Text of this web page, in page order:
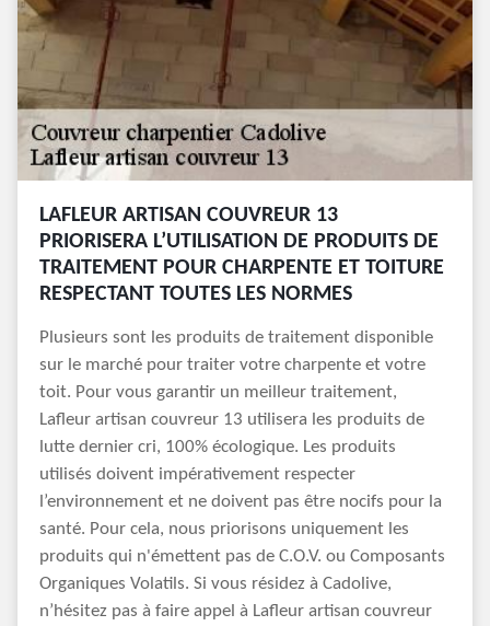
LAFLEUR ARTISAN COUVREUR 13
PRIORISERA L’UTILISATION DE PRODUITS DE
TRAITEMENT POUR CHARPENTE ET TOITURE
RESPECTANT TOUTES LES NORMES
Plusieurs sont les produits de traitement disponible
sur le marché pour traiter votre charpente et votre
toit. Pour vous garantir un meilleur traitement,
Lafleur artisan couvreur 13 utilisera les produits de
lutte dernier cri, 100% écologique. Les produits
utilisés doivent impérativement respecter
l’environnement et ne doivent pas être nocifs pour la
santé. Pour cela, nous priorisons uniquement les
produits qui n'émettent pas de C.O.V. ou Composants
Organiques Volatils. Si vous résidez à Cadolive,
n’hésitez pas à faire appel à Lafleur artisan couvreur